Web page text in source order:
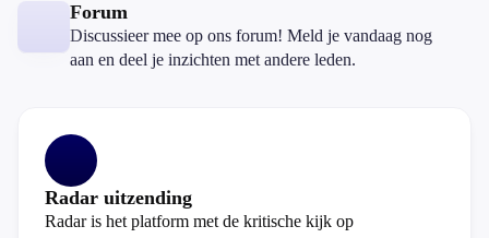
Forum
Discussieer mee op ons forum! Meld je vandaag nog
aan en deel je inzichten met andere leden.
Radar uitzending
Radar is het platform met de kritische kijk op